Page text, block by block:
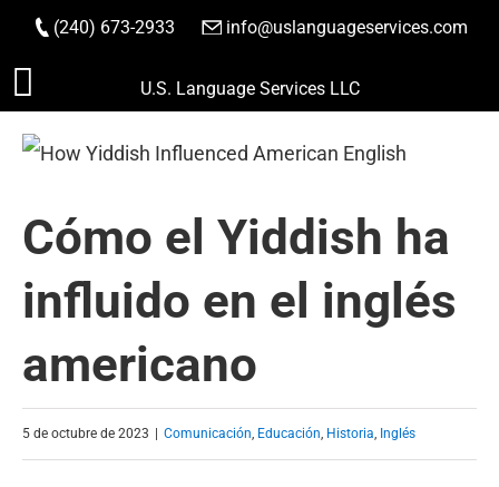
Saltar
contenido
(240) 673-2933 info@uslanguageservices.com
HACER PEDIDO
U.S. Language Services LLC
Cómo el Yiddish ha
influido en el inglés
americano
5 de octubre de 2023 Comunicación, Educación, Historia, Inglés